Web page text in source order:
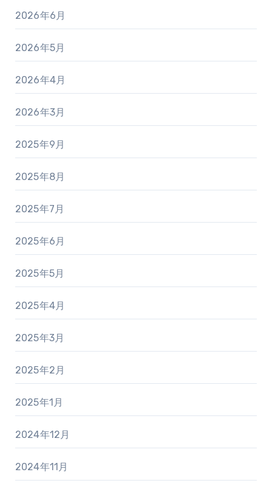
2026年6月
2026年5月
2026年4月
2026年3月
2025年9月
2025年8月
2025年7月
2025年6月
2025年5月
2025年4月
2025年3月
2025年2月
2025年1月
2024年12月
2024年11月